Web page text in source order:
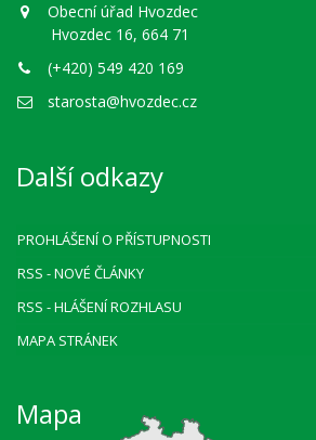
Obecní úřad Hvozdec
Hvozdec 16, 664 71
(+420) 549 420 169
starosta@hvozdec.cz
Další odkazy
PROHLÁŠENÍ O PŘÍSTUPNOSTI
RSS - NOVÉ ČLÁNKY
RSS - HLÁŠENÍ ROZHLASU
MAPA STRÁNEK
Mapa